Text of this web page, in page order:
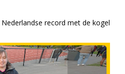
record met de kogel